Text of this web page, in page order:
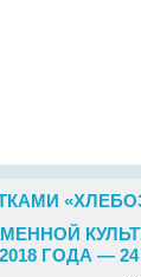
ГОДА —